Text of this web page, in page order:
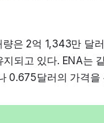
은 2억 1,343만 달
되고 있다. ENA는
0.675달러의 가격을